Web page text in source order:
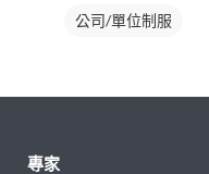
公司/單位制服
專家